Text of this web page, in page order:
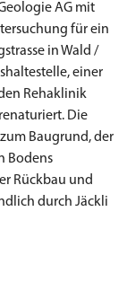
AG mit
für ein
in Wald /
einer
Rehaklinik
Die
Baugrund, der
Bodens
Rückbau und
durch Jäckli